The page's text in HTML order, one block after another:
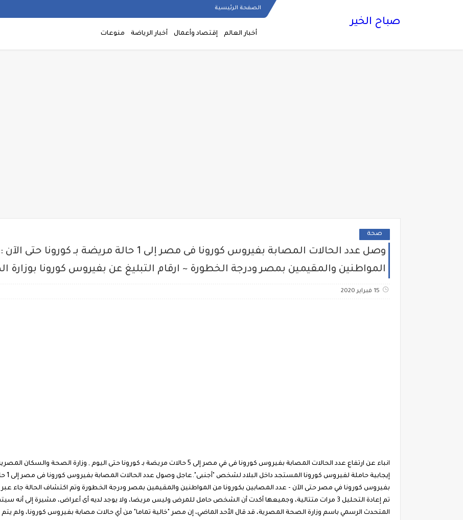
الصفحة الرئيسية
صباح الخير
أخبار العالم إقتصاد وأعمال أخبار الرياضة منوعات
صحة
وصل عدد الحالات المصابة بفيروس كورونا فى مصر إلى 1
المواطنين والمقيمين بمصر ودرجة الخطورة ~ ارقام التبليغ عن بفيروس كورونا بوزارة
15 فبراير 2020
انباء عن ارتفاع عدد الحالات المصابة بفيروس كورونا فى في مصر إلى 5 حالات مريضة بـ كورونا حتى
بفيروس كورونا في مصر حتى الآن - عدد المصابين بكورونا من المواطنين والمقيمين بمصر ودرجة الخطورة وتم اكتشاف الحالة جاء
المتحدث الرسمي باسم وزارة الصحة المصرية، قد قال الأحد الماضي، إن مصر "خالية تماما" من أي حالات مصابة بفيروس كورونا، ولم يتم